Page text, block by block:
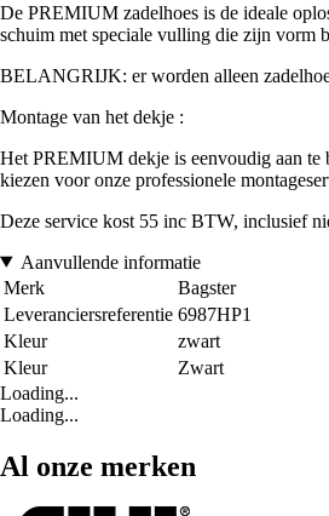
De PREMIUM zadelhoes is de ideale
schuim met speciale vulling die zijn vorm
BELANGRIJK: er worden alleen
Montage van het dekje :
Het PREMIUM dekje is eenvoudig aan te
kiezen voor onze professionele
Deze service kost 55 inc BTW, inclusief
Aanvullende informatie
Merk
Bagster
Leveranciersreferentie 6987HP1
Kleur
zwart
Kleur
Zwart
Loading...
Loading...
Al onze merken